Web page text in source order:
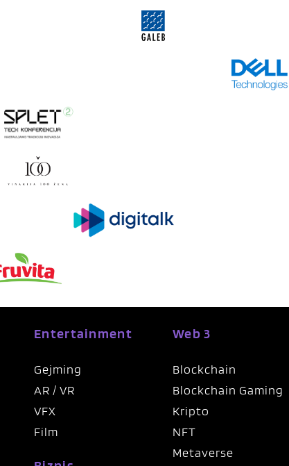
Entertainment
Gejming
AR / VR
VFX
Film
Web 3
Blockchain
Blockchain Gaming
Kripto
NFT
Metaverse